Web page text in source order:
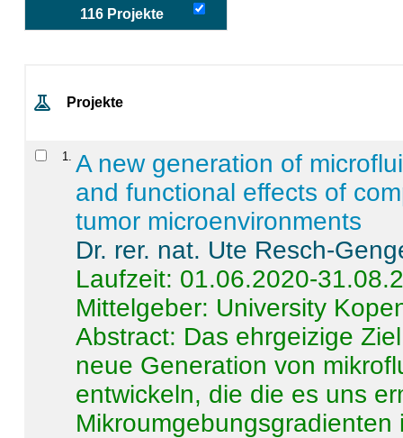
116 Projekte
Projekte
1
A new generation of
and functional effects of
tumor microenvironments
Dr. rer. nat. Ute Resch-
Laufzeit: 01.06.2020-
Mittelgeber: University
Abstract: Das ehrgeizige
neue Generation von
entwickeln, die die es uns
Mikroumgebungsgradienten